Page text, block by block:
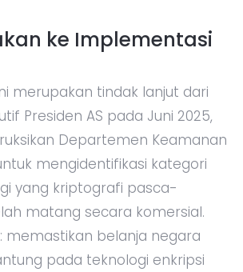
ke Implementasi
merupakan tindak lanjut dari
Presiden AS pada Juni 2025,
Departemen Keamanan
mengidentifikasi kategori
yang kriptografi pasca-
matang secara komersial.
memastikan belanja negara
pada teknologi enkripsi